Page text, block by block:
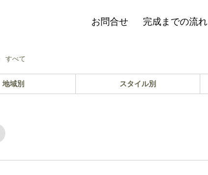
お問合せ 完成までの流れ
すべて
地域別 スタイル別